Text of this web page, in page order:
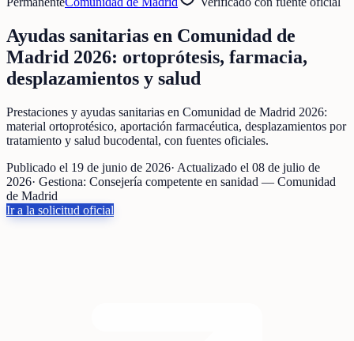
Ayudas sanitarias en Comunidad de
Madrid 2026: ortoprótesis, farmacia,
desplazamientos y salud
Prestaciones y ayudas sanitarias en Comunidad de Madrid 2026:
material ortoprotésico, aportación farmacéutica, desplazamientos por
tratamiento y salud bucodental, con fuentes oficiales.
Publicado el 19 de junio de 2026· Actualizado el 08 de julio de
2026· Gestiona: Consejería competente en sanidad — Comunidad
de Madrid
Ir a la solicitud oficial